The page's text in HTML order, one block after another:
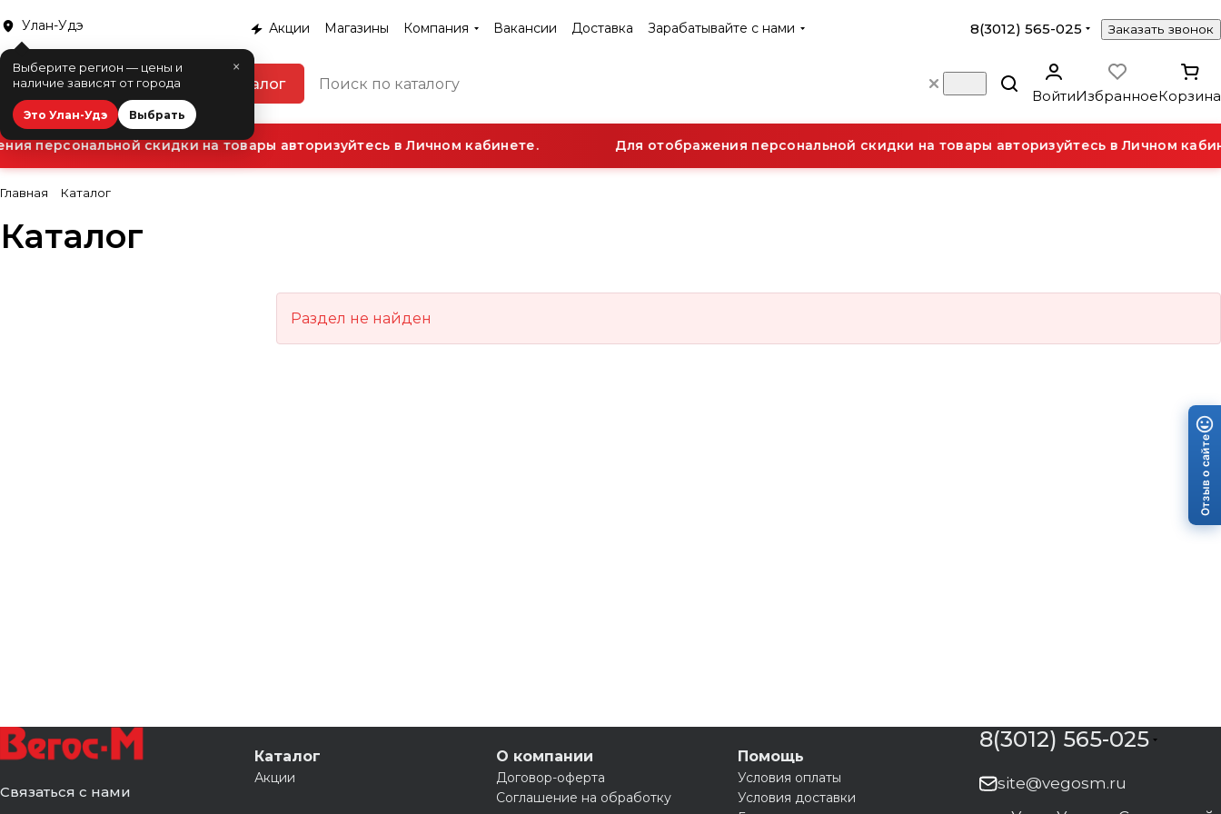
Улан-Удэ
×
Выберите регион — цены и
наличие зависят от города
Это Улан-Удэ Выбрать
Акции Магазины Компания Вакансии Доставка Зарабатывайте с нами 8(3012) 565-025 Заказать звонок
Каталог
ВойтиИзбранноеКорзина
персональной скидки на товары авторизуйтесь в Личном кабинете. Для отображения персональной скидки на товары авторизуйтесь в Личном
Главная Каталог
Каталог
Раздел не найден
Связаться с нами
Каталог
Акции
О компании
Договор-оферта
Соглашение на обработку
Помощь
Условия оплаты
Условия доставки
8(3012) 565-025
site@vegosm.ru
Отзыв о сайте